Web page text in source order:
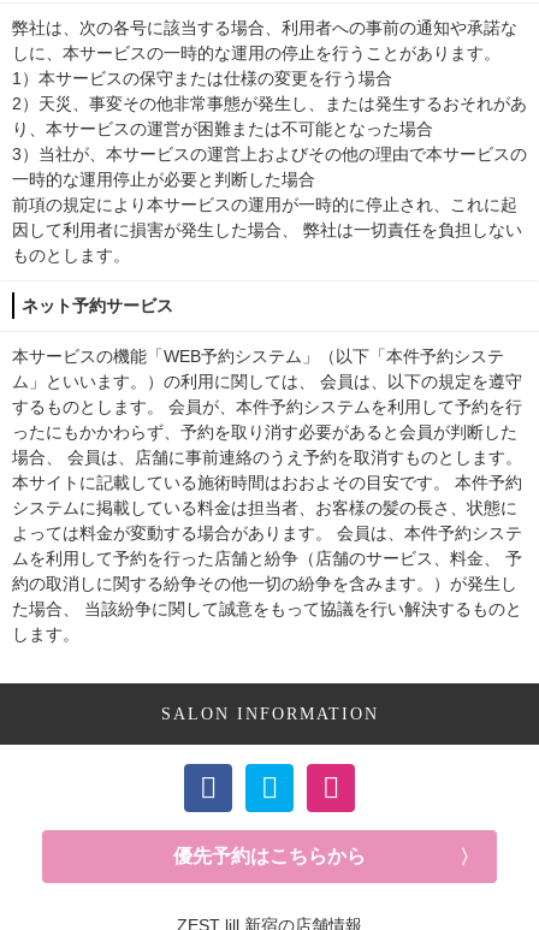
弊社は、次の各号に該当する場合、利用者への事前の通知や承諾な
しに、本サービスの一時的な運用の停止を行うことがあります。
1）本サービスの保守または仕様の変更を行う場合
2）天災、事変その他非常事態が発生し、または発生するおそれがあ
り、本サービスの運営が困難または不可能となった場合
3）当社が、本サービスの運営上およびその他の理由で本サービスの
一時的な運用停止が必要と判断した場合
前項の規定により本サービスの運用が一時的に停止され、これに起
因して利用者に損害が発生した場合、 弊社は一切責任を負担しない
ものとします。
ネット予約サービス
本サービスの機能「WEB予約システム」（以下「本件予約システ
ム」といいます。）の利用に関しては、 会員は、以下の規定を遵守
するものとします。 会員が、本件予約システムを利用して予約を行
ったにもかかわらず、予約を取り消す必要があると会員が判断した
場合、 会員は、店舗に事前連絡のうえ予約を取消すものとします。
本サイトに記載している施術時間はおおよその目安です。 本件予約
システムに掲載している料金は担当者、お客様の髪の長さ、状態に
よっては料金が変動する場合があります。 会員は、本件予約システ
ムを利用して予約を行った店舗と紛争（店舗のサービス、料金、 予
約の取消しに関する紛争その他一切の紛争を含みます。）が発生し
た場合、 当該紛争に関して誠意をもって協議を行い解決するものと
します。
SALON INFORMATION
優先予約はこちらから
ZEST lill 新宿の店舗情報